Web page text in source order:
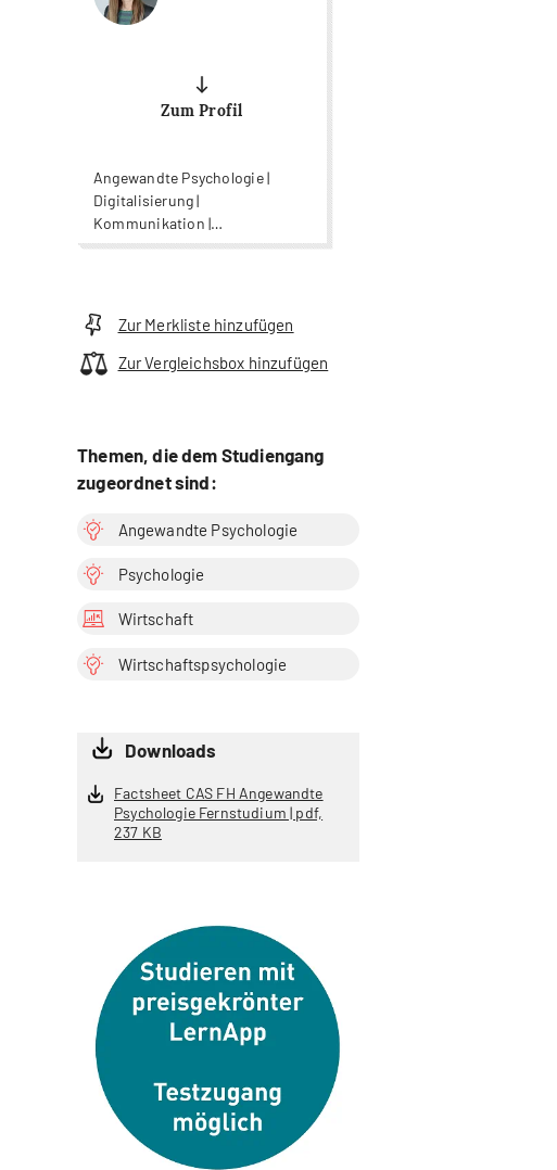
Zum Profil
Angewandte Psychologie |
Digitalisierung |
Kommunikation |
Wirtschaftspsychologie
Zur Merkliste hinzufügen
Zur Vergleichsbox hinzufügen
Themen, die dem Studiengang
zugeordnet sind:
Angewandte Psychologie
Psychologie
Wirtschaft
Wirtschaftspsychologie
Downloads
Factsheet CAS FH Angewandte
Psychologie Fernstudium | pdf,
237 KB